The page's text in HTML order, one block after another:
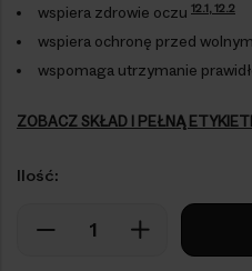
wspiera zdrowie oczu 12.1, 12.2
wspiera ochronę przed
wspomaga utrzymanie
ZOBACZ SKŁAD I PEŁNĄ
Ilość: